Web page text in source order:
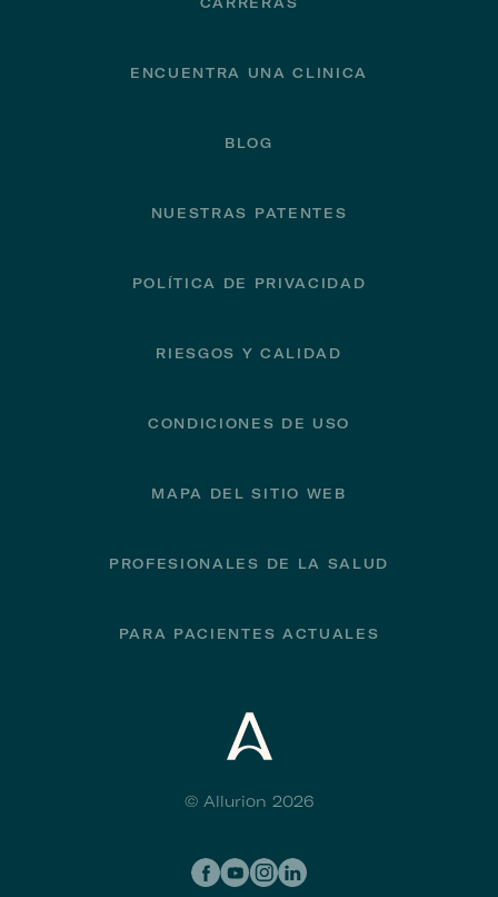
ENCUENTRA UNA CLINICA
BLOG
NUESTRAS PATENTES
POLÍTICA DE PRIVACIDAD
RIESGOS Y CALIDAD
CONDICIONES DE USO
MAPA DEL SITIO WEB
PROFESIONALES DE LA SALUD
PARA PACIENTES ACTUALES
© Allurion 2026